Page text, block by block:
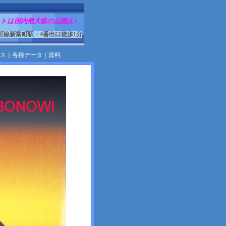
は国内最大級の品揃え!
新富町駅・4番出口徒歩1分
各種データ 資料